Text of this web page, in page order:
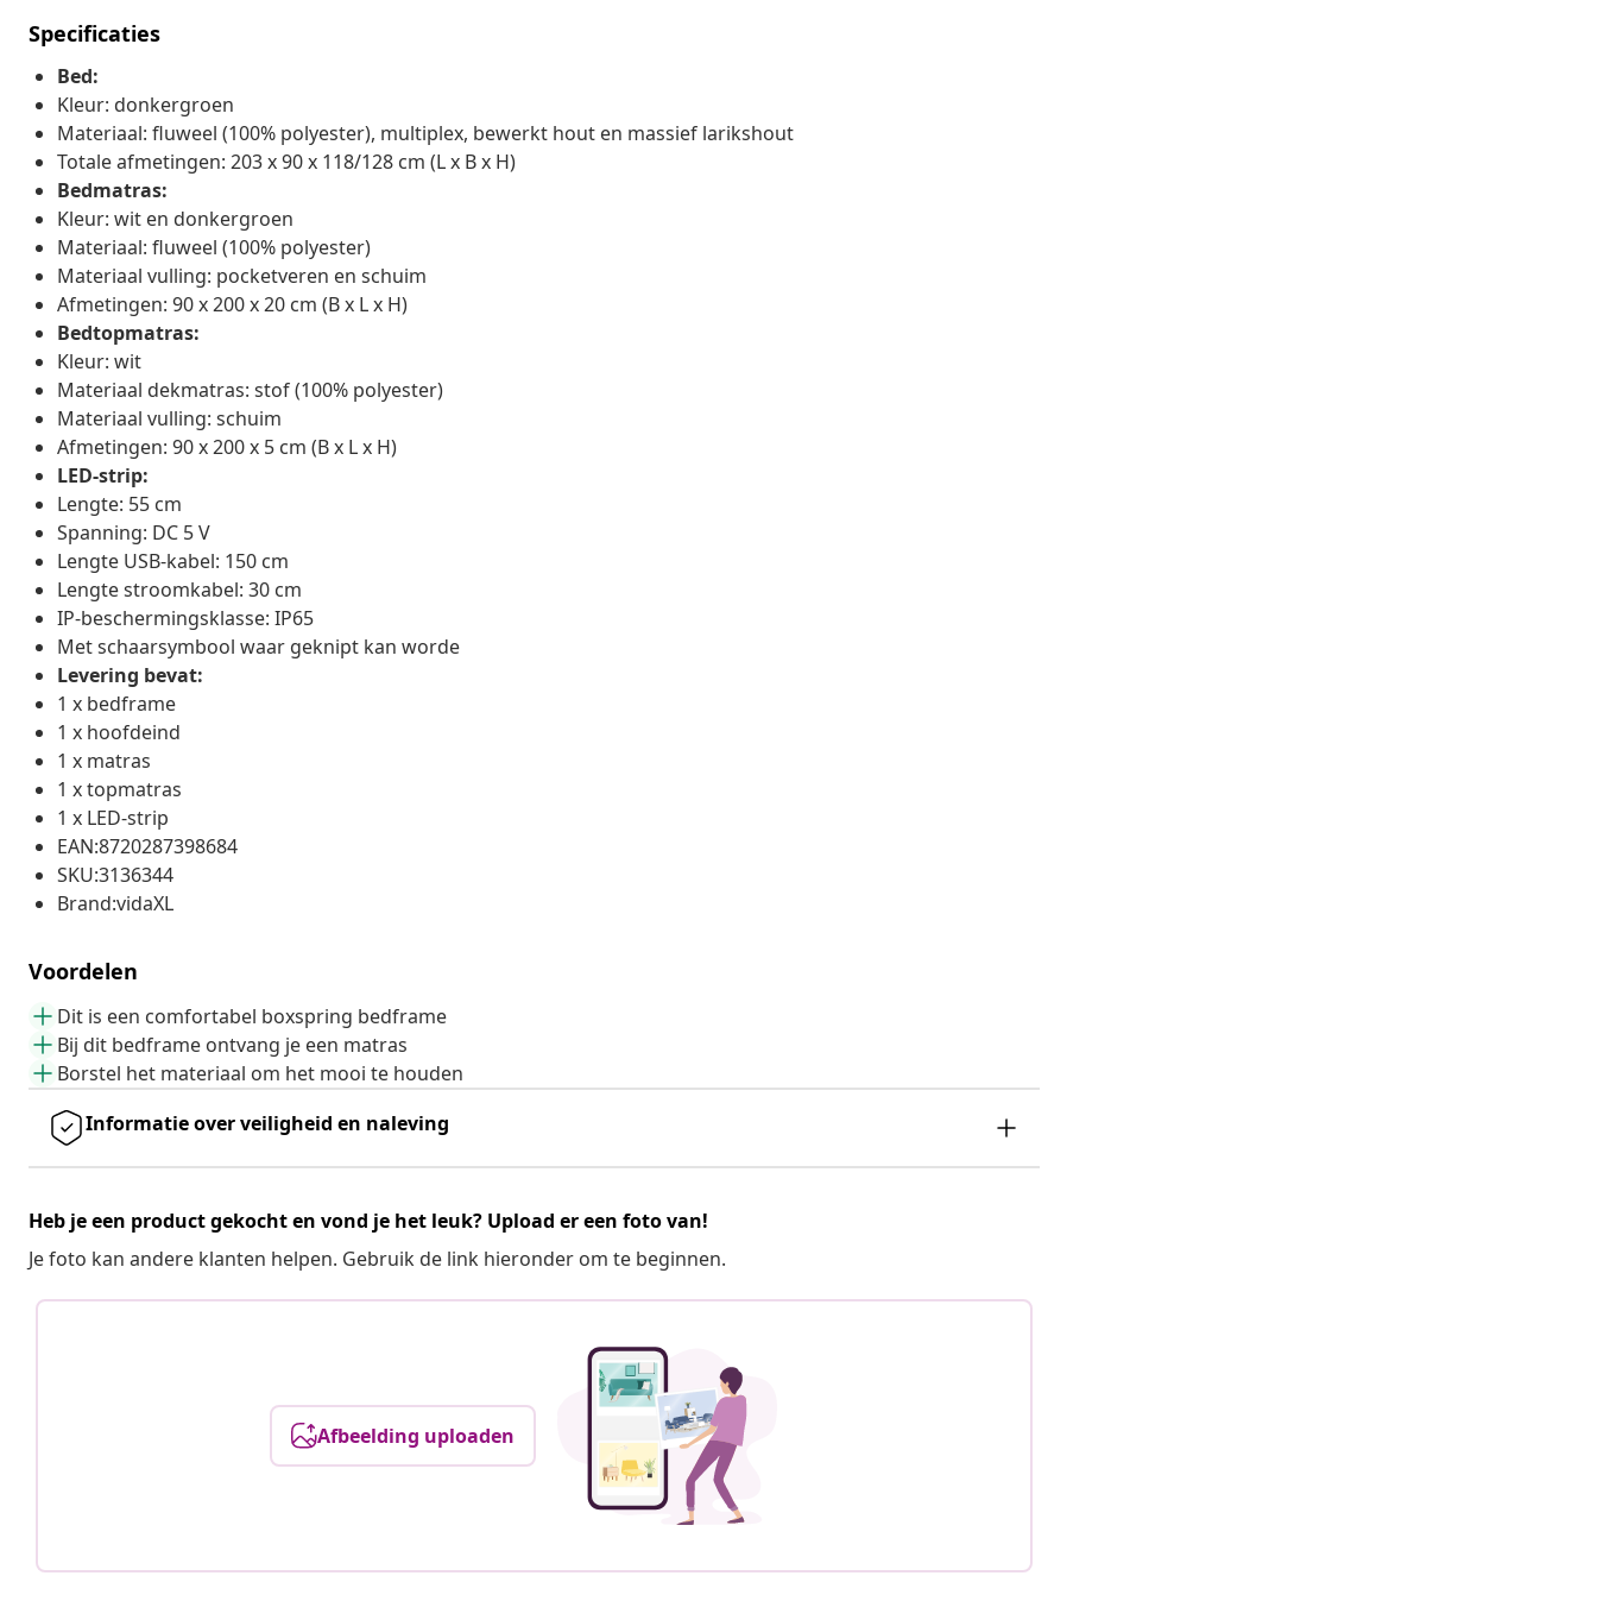
Specificaties
Bed:
Kleur: donkergroen
Materiaal: fluweel (100% polyester), multiplex, bewerkt hout en massief larikshout
Totale afmetingen: 203 x 90 x 118/128 cm (L x B x H)
Bedmatras:
Kleur: wit en donkergroen
Materiaal: fluweel (100% polyester)
Materiaal vulling: pocketveren en schuim
Afmetingen: 90 x 200 x 20 cm (B x L x H)
Bedtopmatras:
Kleur: wit
Materiaal dekmatras: stof (100% polyester)
Materiaal vulling: schuim
Afmetingen: 90 x 200 x 5 cm (B x L x H)
LED-strip:
Lengte: 55 cm
Spanning: DC 5 V
Lengte USB-kabel: 150 cm
Lengte stroomkabel: 30 cm
IP-beschermingsklasse: IP65
Met schaarsymbool waar geknipt kan worde
Levering bevat:
1 x bedframe
1 x hoofdeind
1 x matras
1 x topmatras
1 x LED-strip
EAN:8720287398684
SKU:3136344
Brand:vidaXL
Voordelen
Dit is een comfortabel boxspring bedframe
Bij dit bedframe ontvang je een matras
Borstel het materiaal om het mooi te houden
Informatie over veiligheid en naleving
Heb je een product gekocht en vond je het leuk? Upload er een foto van!
Je foto kan andere klanten helpen. Gebruik de link hieronder om te beginnen.
Afbeelding uploaden